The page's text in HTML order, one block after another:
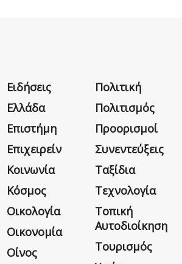
Ειδήσεις
Ελλάδα
Επιστήμη
Επιχειρείν
Κοινωνία
Κόσμος
Οικολογία
Οικονομία
Οίνος
Πολιτική
Πολιτισμός
Προορισμοί
Συνεντεύξεις
Ταξίδια
Τεχνολογία
Τοπική
Αυτοδιοίκηση
Τουρισμός